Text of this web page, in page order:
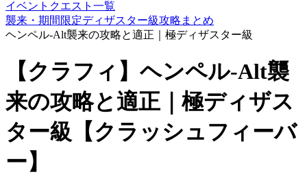
イベントクエスト一覧
襲来・期間限定ディザスター級攻略まとめ
ヘンペル-Alt襲来の攻略と適正｜極ディザスター級
【クラフィ】ヘンペル-Alt襲
来の攻略と適正｜極ディザス
ター級【クラッシュフィーバ
ー】